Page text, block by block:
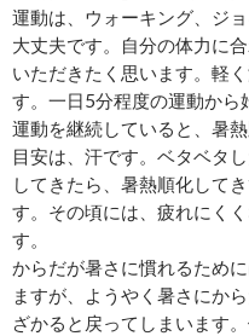
運動は、ウォーキング、ジ
大丈夫です。自分の体力に
いただきたく思います。軽
す。一日5分程度の運動から
運動を継続していると、暑
目安は、汗です。ベタベタ
してきたら、暑熱順化して
す。その頃には、疲れにく
す。
からだが暑さに慣れるため
ますが、ようやく暑さにか
ざかると戻ってしまいます